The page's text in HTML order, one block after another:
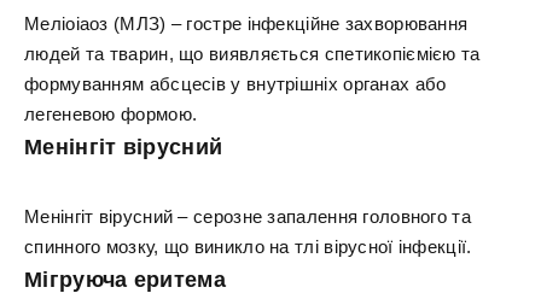
Меліоіаоз (МЛЗ) – гостре інфекційне захворювання
людей та тварин, що виявляється спетикопіємією та
формуванням абсцесів у внутрішніх органах або
легеневою формою.
Менінгіт вірусний
Менінгіт вірусний – серозне запалення головного та
спинного мозку, що виникло на тлі вірусної інфекції.
Мігруюча еритема